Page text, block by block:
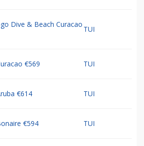
Dive & Beach Curacao
TUI
€569 TUI
€614 TUI
€594 TUI